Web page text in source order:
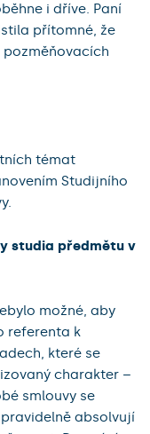
i dříve. Paní
přítomné, že
témat
Studijního
studia předmětu v
možné, aby
referenta k
které se
charakter –
smlouvy se
absolvují